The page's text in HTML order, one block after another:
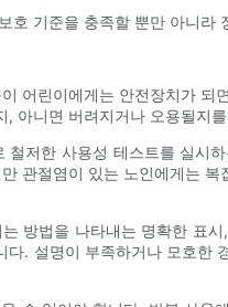
기준을 충족할 뿐만 아니라
어린이에게는 안전장치가
아니면 버려지거나 오용될지
저한 사용성 테스트를 실
관절염이 있는 노인에게는
방법을 나타내는 명확한 표
. 설명이 부족하거나 모호